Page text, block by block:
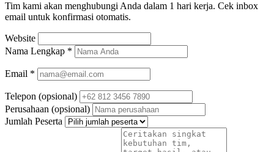
Tim kami akan menghubungi Anda dalam 1 hari kerja. Cek inbox
email untuk konfirmasi otomatis.
Website
Nama Lengkap *
Email *
Telepon (opsional)
Perusahaan (opsional)
Jumlah Peserta